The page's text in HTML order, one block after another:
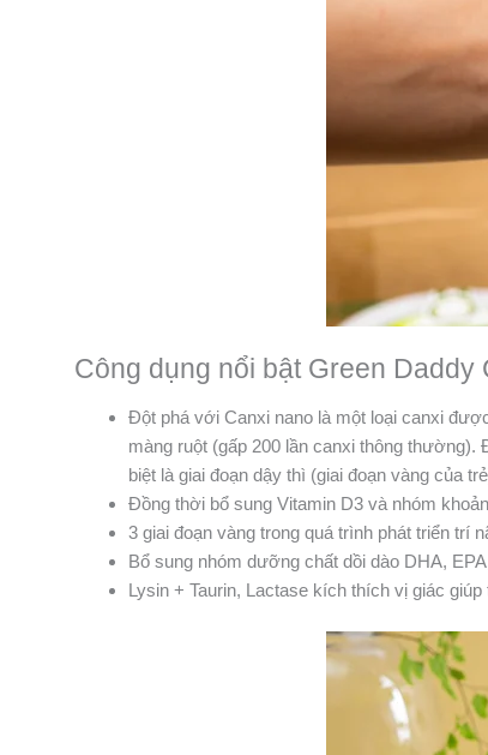
Công dụng nổi bật Green Daddy
Đột phá với Canxi nano là một loại canxi
màng ruột (gấp 200 lần canxi thông
biệt là giai đoạn dậy thì (giai đoạn vàng của
Đồng thời bổ sung Vitamin D3 và nhóm
3 giai đoạn vàng trong quá trình phát triển trí
Bổ sung nhóm dưỡng chất dồi dào DHA,
Lysin + Taurin, Lactase kích thích vị giác